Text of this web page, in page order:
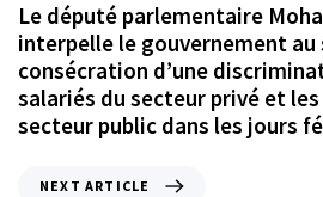
Le député parlementaire
interpelle le gouvernement au
consécration d’une
salariés du secteur privé et
secteur public dans les jours
NEXT ARTICLE